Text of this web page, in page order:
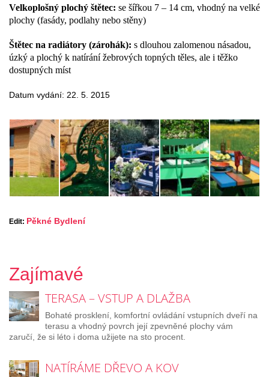
Velkoplošný plochý štětec: se šířkou 7 – 14 cm, vhodný na velké
plochy (fasády, podlahy nebo stěny)
Štětec na radiátory (zárohák): s dlouhou zalomenou násadou,
úzký a plochý k natírání žebrových topných těles, ale i těžko
dostupných míst
Datum vydání: 22. 5. 2015
Edit: Pěkné Bydlení
Zajímavé
TERASA – VSTUP A DLAŽBA
Bohaté prosklení, komfortní ovládání vstupních dveří na
terasu a vhodný povrch její zpevněné plochy vám
zaručí, že si léto i doma užijete na sto procent.
NATÍRÁME DŘEVO A KOV